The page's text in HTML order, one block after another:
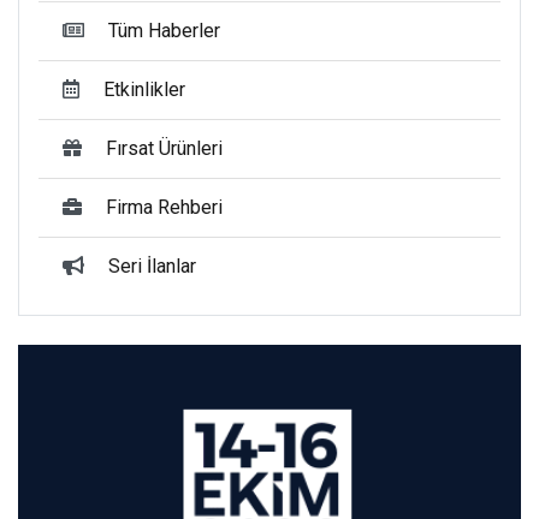
Tüm Haberler
Etkinlikler
Fırsat Ürünleri
Firma Rehberi
Seri İlanlar